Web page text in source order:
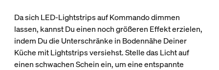
Da sich LED-Lightstrips auf Kommando dimmen
lassen, kannst Du einen noch größeren Effekt erzielen,
indem Du die Unterschränke in Bodennähe Deiner
Küche mit Lightstrips versiehst. Stelle das Licht auf
einen schwachen Schein ein, um eine entspannte